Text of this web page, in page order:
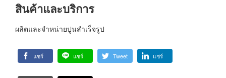
สินค้าและบริการ
ผลิตและจำหน่ายปูนสำเร็จรูป
แชร์ แชร์ Tweet แชร์